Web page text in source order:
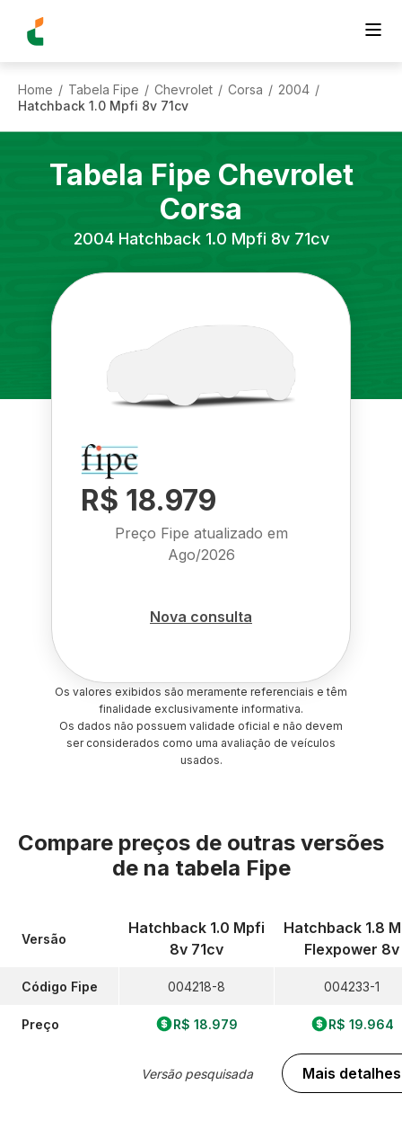
Home / Tabela Fipe / Chevrolet / Corsa / 2004 /
Hatchback 1.0 Mpfi 8v 71cv
Tabela Fipe Chevrolet
Corsa
2004 Hatchback 1.0 Mpfi 8v 71cv
R$ 18.979
Preço Fipe atualizado em
Ago/2026
Nova consulta
Os valores exibidos são meramente referenciais e têm
finalidade exclusivamente informativa.
Os dados não possuem validade oficial e não devem
ser considerados como uma avaliação de veículos
usados.
Compare preços de outras versões
de na tabela Fipe
Versão
Código Fipe
Preço
Hatchback 1.0 Mpfi
8v 71cv
004218-8
R$ 18.979
Versão pesquisada
Hatchback 1.8
Flexpower 8v
004233-1
R$ 19.964
Mais detalhes